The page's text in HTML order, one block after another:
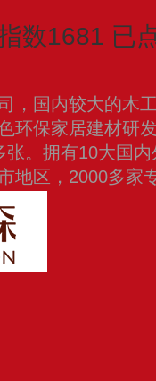
数1681 已
，国内较大的木
环保家居建材研
。拥有10大国
地区，2000多家